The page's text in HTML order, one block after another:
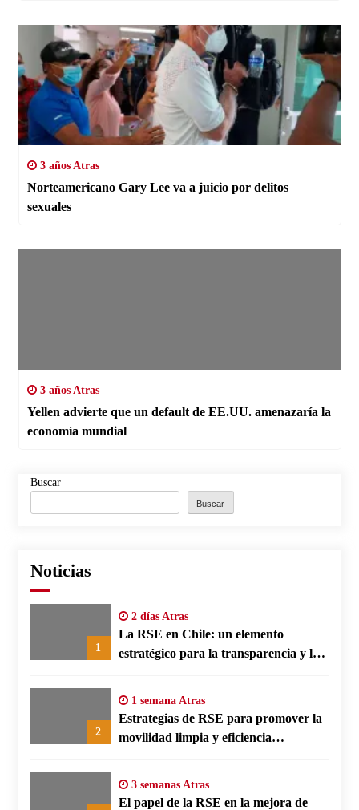
3 años Atras
Norteamericano Gary Lee va a juicio por delitos
sexuales
3 años Atras
Yellen advierte que un default de EE.UU. amenazaría la
economía mundial
Buscar
Buscar
Noticias
1
2 días Atras
La RSE en Chile: un elemento
estratégico para la transparencia y la
2
1 semana Atras
Estrategias de RSE para promover la
movilidad limpia y eficiencia
3 semanas Atras
El papel de la RSE en la mejora de